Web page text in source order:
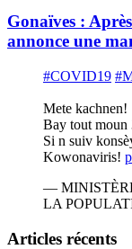
Gonaïves :
annonce une
#COVID19
Mete kachnen!
Bay tout moun
Si n suiv
Kowonaviris!
—
LA
Articles récents